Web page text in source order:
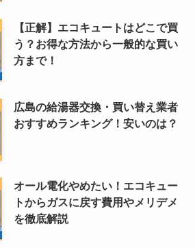
【正解】エコキュートはどこで買
う？お得な方法から一般的な買い
方まで！
広島の給湯器交換・買い替え業者
おすすめランキング！安いのは？
オール電化やめたい！エコキュー
トからガスに戻す費用やメリデメ
を徹底解説